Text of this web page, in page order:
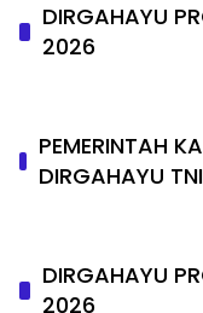
DIRGAHAYU
2026
PEMERINTAH
DIRGAHAYU
DIRGAHAYU
2026